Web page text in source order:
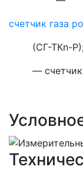
счетчик газа
(СГ-ТКn-
—